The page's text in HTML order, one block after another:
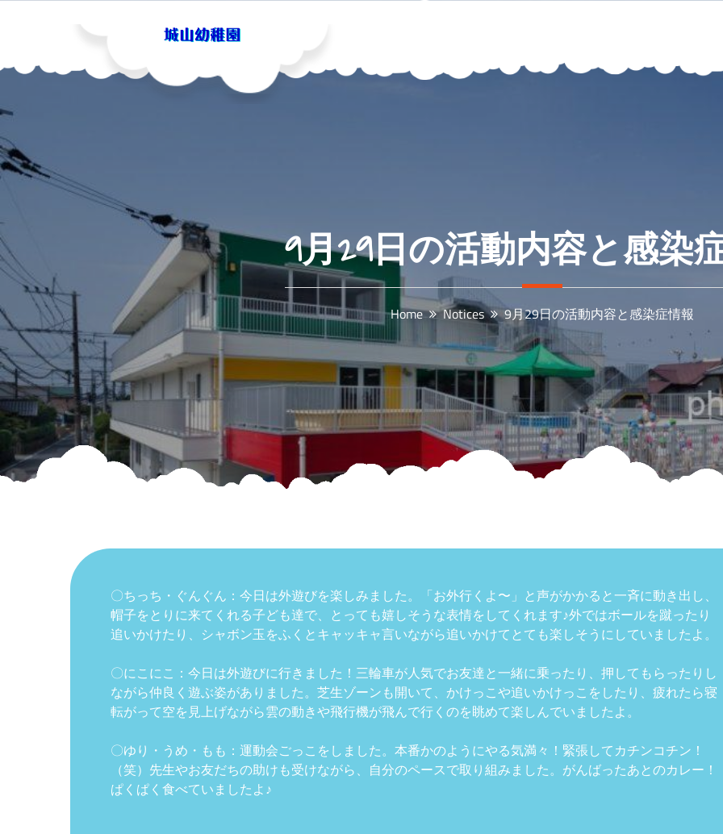
9月29日の活動内容と感染
Home Notices 9月29日の活動内容と感染症情報
〇ちっち・ぐんぐん：今日は外遊びを楽しみました。「お外行くよ〜」と声がかかると一斉に動き出し、
帽子をとりに来てくれる子ども達で、とっても嬉しそうな表情をしてくれます♪外ではボールを蹴ったり
追いかけたり、シャボン玉をふくとキャッキャ言いながら追いかけてとても楽しそうにしていましたよ。
〇にこにこ：今日は外遊びに行きました！三輪車が人気でお友達と一緒に乗ったり、押してもらったりし
ながら仲良く遊ぶ姿がありました。芝生ゾーンも開いて、かけっこや追いかけっこをしたり、疲れたら寝
転がって空を見上げながら雲の動きや飛行機が飛んで行くのを眺めて楽しんでいましたよ。
〇ゆり・うめ・もも：運動会ごっこをしました。本番かのようにやる気満々！緊張してカチンコチン！
（笑）先生やお友だちの助けも受けながら、自分のペースで取り組みました。がんばったあとのカレー！
ぱくぱく食べていましたよ♪